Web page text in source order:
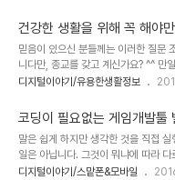
(energeia) 어..
운동이 만병통치약이라는 생각까지 하
하는 것에 주저하지 않을 정돕니다. 이
운동과 건강에 관해 이곳 블로그 포스
확인하고자 하신다면 뭐~ 블로그 내
인하실 수 있을 겁니다. 이미지 출처
할 수 없다는 경우를 적잖..
건강한 생활을 위해 꼭 해야
믿음이 있으신 분들께는 이러한 질문
니다만, 종교를 갖고 계신가요? ^^ 만
호~옥시 없으신 이유가 신이 존재한다
악을 구분 짓지 않아도 모두가 행복할
이지요. 이미지 출처:
기를 도출하고자 꺼낸 질문인데...더
해야할 것 같아 이건 이쯤으로 해두고
관한한 그런 면이 없지 않다는 생각이
디지털이야기/유용한생활정보
코딩이 필요없는 게임개발
말은 쉽게 하지만 생각한 것을 직접
일은 아닙니다. 그것이 뭐냐에 따라
떤 동기부여를 하고 스스로 무언가 하
디지털이야기/스맡폰&모바일